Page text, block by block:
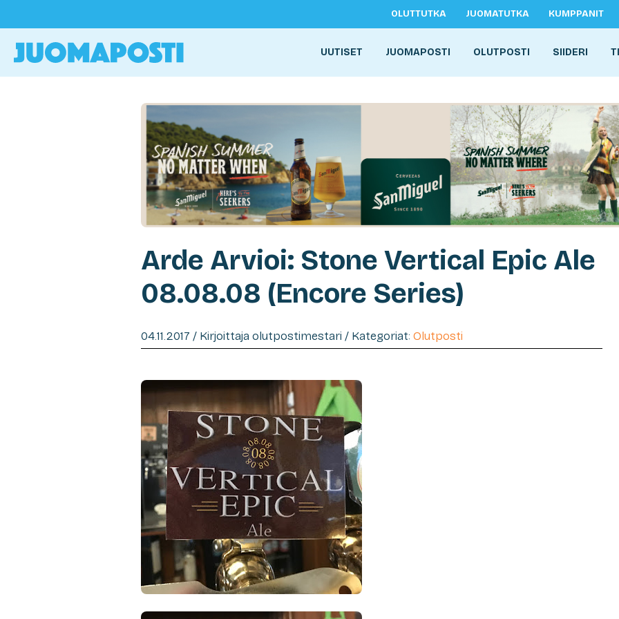
OLUTTUTKA JUOMATUTKA KUMPPANIT
UUTISET JUOMAPOSTI OLUTPOSTI SIIDERI
Arde Arvioi: Stone Vertical Epic Ale
08.08.08 (Encore Series)
04.11.2017 / Kirjoittaja olutpostimestari / Kategoriat: Olutposti